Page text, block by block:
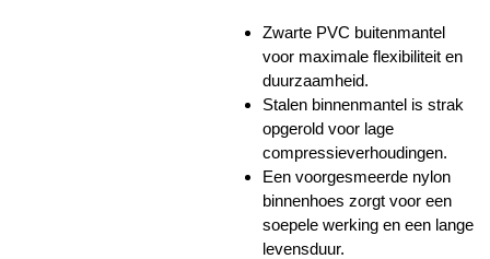
Zwarte PVC buitenmantel
voor maximale flexibiliteit en
duurzaamheid.
Stalen binnenmantel is strak
opgerold voor lage
compressieverhoudingen.
Een voorgesmeerde nylon
binnenhoes zorgt voor een
soepele werking en een lange
levensduur.